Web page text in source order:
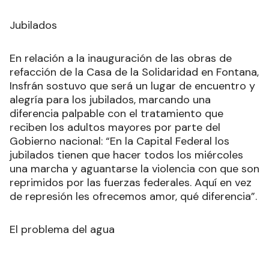
Jubilados
En relación a la inauguración de las obras de
refacción de la Casa de la Solidaridad en Fontana,
Insfrán sostuvo que será un lugar de encuentro y
alegría para los jubilados, marcando una
diferencia palpable con el tratamiento que
reciben los adultos mayores por parte del
Gobierno nacional: “En la Capital Federal los
jubilados tienen que hacer todos los miércoles
una marcha y aguantarse la violencia con que son
reprimidos por las fuerzas federales. Aquí en vez
de represión les ofrecemos amor, qué diferencia”.
El problema del agua